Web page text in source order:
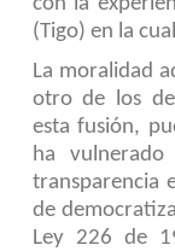
(Tigo) en la
La moralidad
otro de los
esta fusión,
ha vulnerado
transparencia
de
Ley 226 de